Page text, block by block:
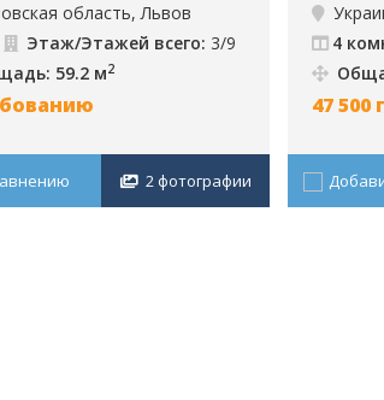
область, Львов
Этаж/Этажей всего: 3/9
59.2 м2
2 фотографии
4
47 500